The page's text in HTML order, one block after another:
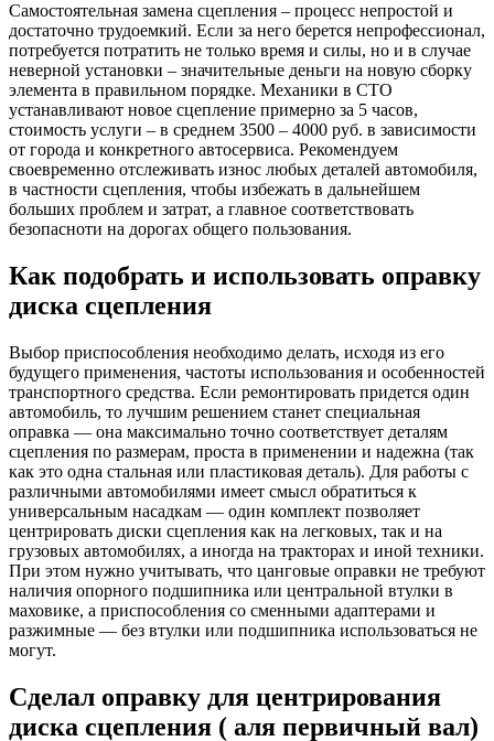
Самостоятельная замена сцепления – процесс непростой и
достаточно трудоемкий. Если за него берется непрофессионал,
потребуется потратить не только время и силы, но и в случае
неверной установки – значительные деньги на новую сборку
элемента в правильном порядке. Механики в СТО
устанавливают новое сцепление примерно за 5 часов,
стоимость услуги – в среднем 3500 – 4000 руб. в зависимости
от города и конкретного автосервиса. Рекомендуем
своевременно отслеживать износ любых деталей автомобиля,
в частности сцепления, чтобы избежать в дальнейшем
больших проблем и затрат, а главное соответствовать
безопасноти на дорогах общего пользования.
Как подобрать и использовать оправку
диска сцепления
Выбор приспособления необходимо делать, исходя из его
будущего применения, частоты использования и особенностей
транспортного средства. Если ремонтировать придется один
автомобиль, то лучшим решением станет специальная
оправка — она максимально точно соответствует деталям
сцепления по размерам, проста в применении и надежна (так
как это одна стальная или пластиковая деталь). Для работы с
различными автомобилями имеет смысл обратиться к
универсальным насадкам — один комплект позволяет
центрировать диски сцепления как на легковых, так и на
грузовых автомобилях, а иногда на тракторах и иной техники.
При этом нужно учитывать, что цанговые оправки не требуют
наличия опорного подшипника или центральной втулки в
маховике, а приспособления со сменными адаптерами и
разжимные — без втулки или подшипника использоваться не
могут.
Сделал оправку для центрирования
диска сцепления ( аля первичный вал)